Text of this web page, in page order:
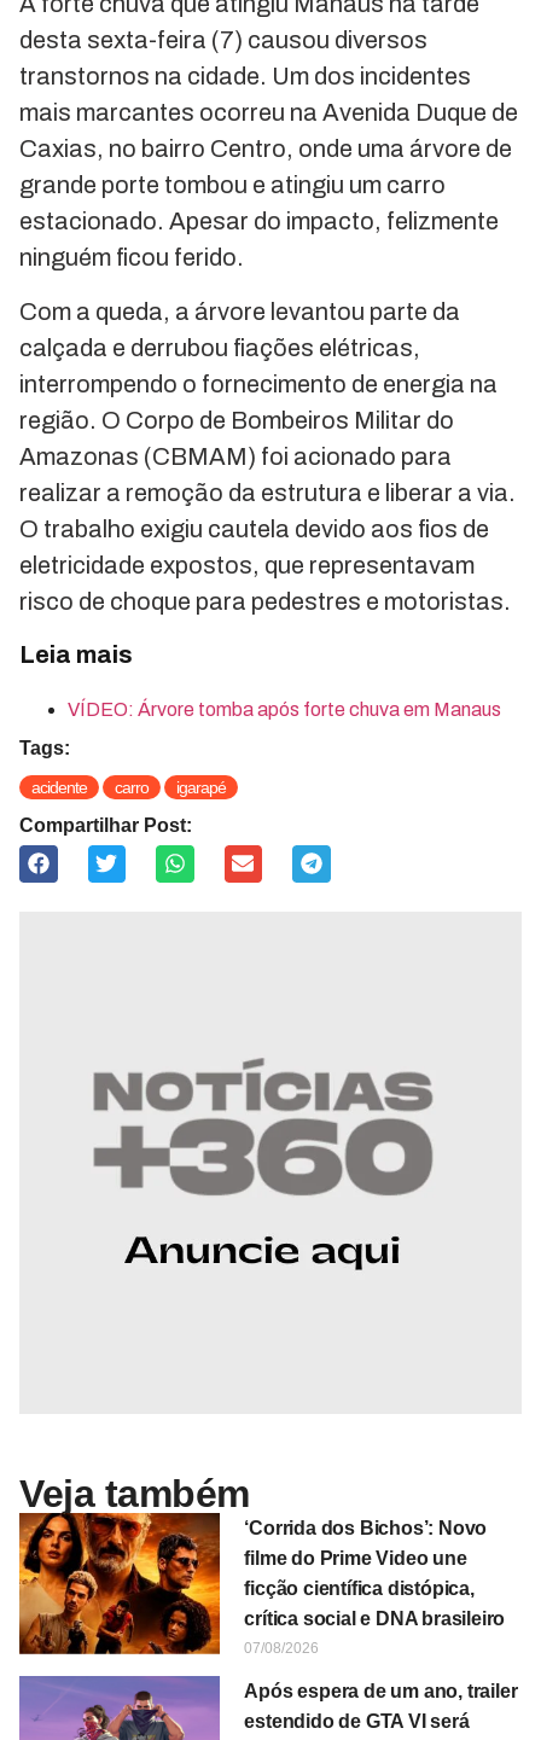
desta sexta-feira (7) causou diversos
transtornos na cidade. Um dos incidentes
mais marcantes ocorreu na Avenida Duque de
Caxias, no bairro Centro, onde uma árvore de
grande porte tombou e atingiu um carro
estacionado. Apesar do impacto, felizmente
ninguém ficou ferido.
Com a queda, a árvore levantou parte da
calçada e derrubou fiações elétricas,
interrompendo o fornecimento de energia na
região. O Corpo de Bombeiros Militar do
Amazonas (CBMAM) foi acionado para
realizar a remoção da estrutura e liberar a via.
O trabalho exigiu cautela devido aos fios de
eletricidade expostos, que representavam
risco de choque para pedestres e motoristas.
Leia mais
VÍDEO: Árvore tomba após forte chuva em Manaus
Tags:
acidente carro igarapé
Compartilhar Post:
Veja também
‘Corrida dos Bichos’: Novo
filme do Prime Video une
ficção científica distópica,
crítica social e DNA brasileiro
07/08/2026
Após espera de um ano, trailer
estendido de GTA VI será